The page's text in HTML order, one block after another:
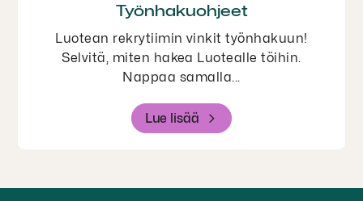
Työnhakuohjeet
Luotean rekrytiimin vinkit työnhakuun!
Selvitä, miten hakea Luotealle töihin.
Nappaa samalla...
Lue lisää